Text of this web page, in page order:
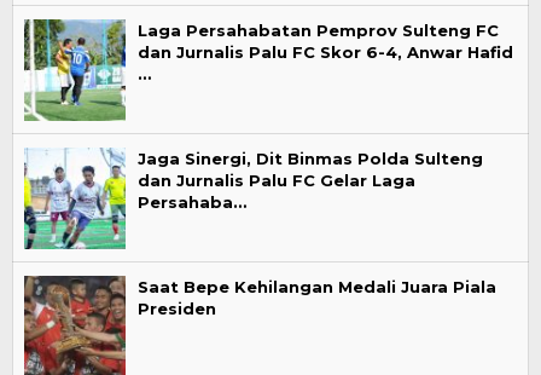
Laga Persahabatan Pemprov Sulteng FC
dan Jurnalis Palu FC Skor 6-4, Anwar Hafid
…
Jaga Sinergi, Dit Binmas Polda Sulteng
dan Jurnalis Palu FC Gelar Laga
Persahaba…
Saat Bepe Kehilangan Medali Juara Piala
Presiden